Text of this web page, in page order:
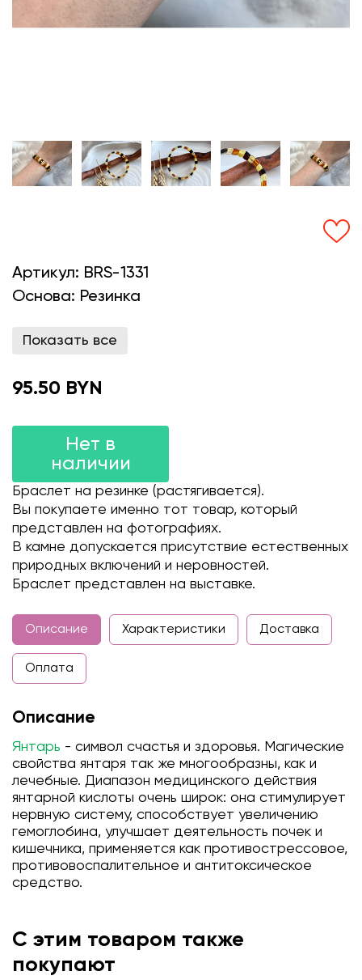
Артикул: BRS-1331
Основа: Резинка
Показать все
95.50 BYN
Нет в
наличии
Браслет на резинке (растягивается).
Вы покупаете именно тот товар, который
представлен на фотографиях.
В камне допускается присутствие естественных
природных включений и неровностей.
Браслет представлен на выставке.
Описание Характеристики Доставка
Оплата
Описание
Янтарь - символ счастья и здоровья. Магические
свойства янтаря так же многообразны, как и
лечебные. Диапазон медицинского действия
янтарной кислоты очень широк: она стимулирует
нервную систему, способствует увеличению
гемоглобина, улучшает деятельность почек и
кишечника, применяется как противострессовое,
противовоспалительное и антитоксическое
средство.
С этим товаром также
покупают